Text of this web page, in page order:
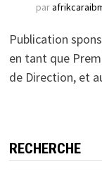
par
Publication
en tant que
de Direction, et
RECHERCHE